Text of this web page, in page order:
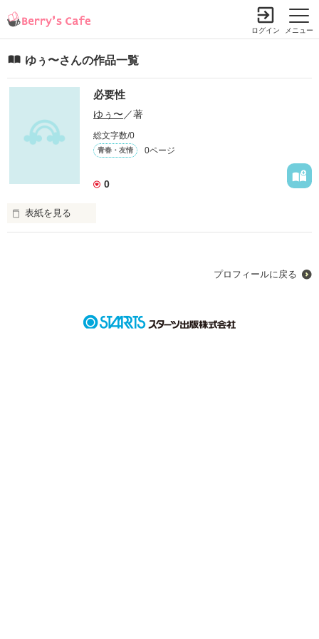
メニュー
ログイン
ゆぅ〜さんの作品一覧
必要性
ゆぅ〜 ／著
総文字数/0
青春・友情 0ページ
0
表紙を見る
プロフィールに戻る